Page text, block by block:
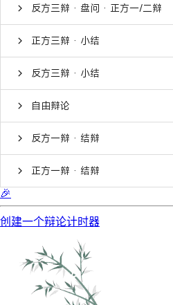
反方三辩 · 盘问 · 正方一/二辩
正方三辩 · 小结
反方三辩 · 小结
自由辩论
反方一辩 · 结辩
正方一辩 · 结辩
🎉
创建一个辩论计时器